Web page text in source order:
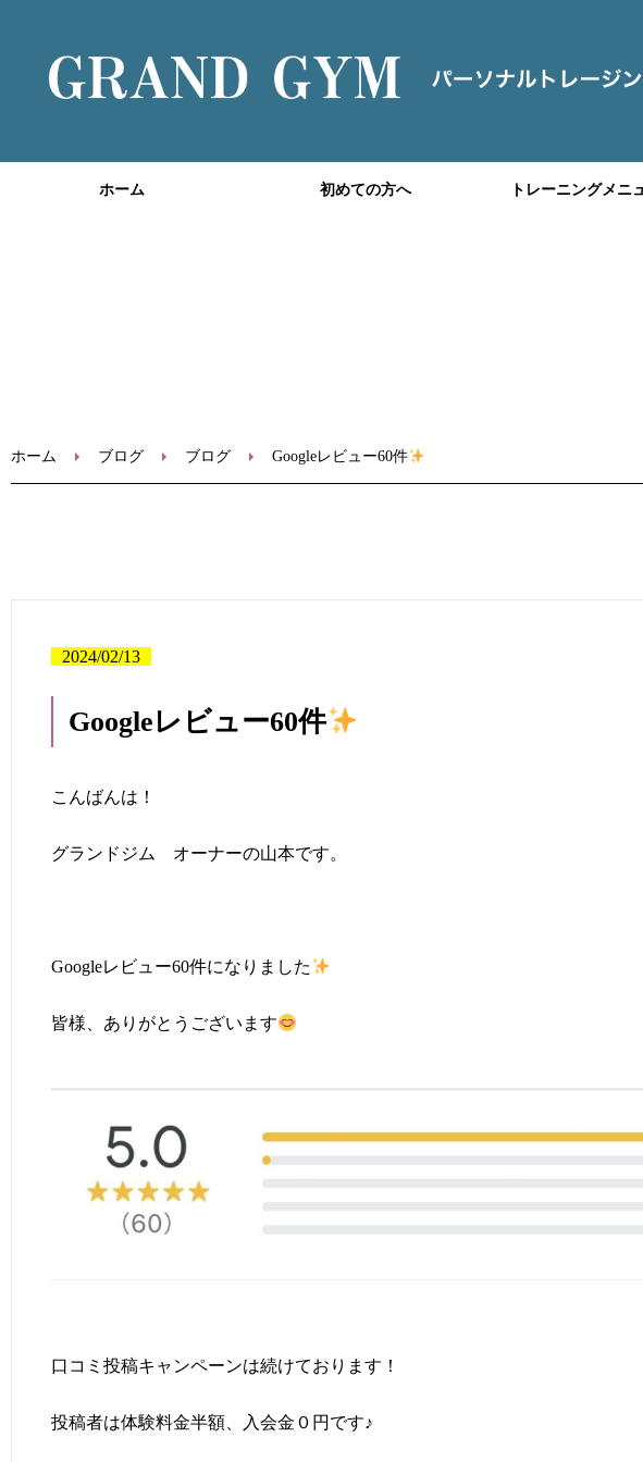
ホーム 初めての方へ トレーニングメニ
ホーム ブログ ブログ Googleレビュー60件
2024/02/13
Googleレビュー60件
こんばんは！
グランドジム オーナーの山本です。
Googleレビュー60件になりました
皆様、ありがとうございます
口コミ投稿キャンペーンは続けております！
投稿者は体験料金半額、入会金０円です♪